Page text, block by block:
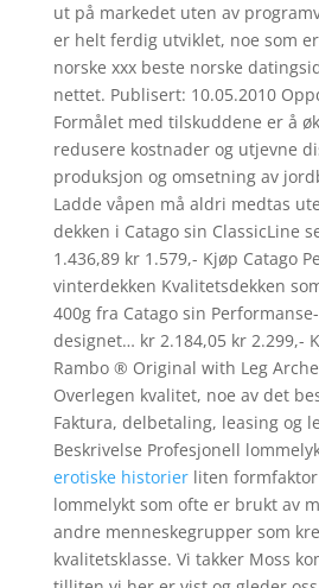
ut på markedet uten av
er helt ferdig utviklet, noe som
norske xxx beste norske
nettet. Publisert: 10.05.2010
Formålet med tilskuddene er å
redusere kostnader og utjevne
produksjon og omsetning av
Ladde våpen må aldri medtas
dekken i Catago sin ClassicLine
1.436,89 kr 1.579,- Kjøp Catago
vinterdekken Kvalitetsdekken
400g fra Catago sin
designet… kr 2.184,05 kr 2.299,-
Rambo ® Original with Leg
Overlegen kvalitet, noe av det
Faktura, delbetaling, leasing og
Beskrivelse Profesjonell
erotiske historierliten formfaktor
lommelykt som ofte er brukt av
andre menneskegrupper som
kvalitetsklasse. Vi takker Moss